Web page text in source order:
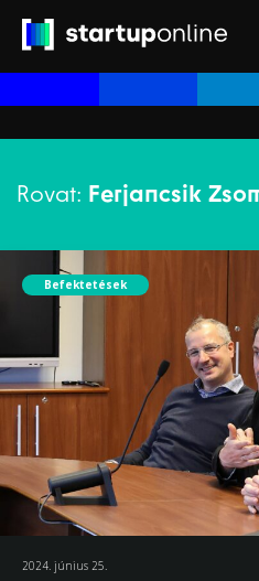
Rovat: Ferjancsik
Befektetések
2024. június 25.